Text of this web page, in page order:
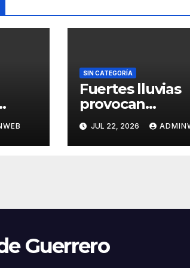
SIN CATEGORÍA
Fuertes lluvias
provocan
caída de un
sin daños
JUL 22, 2026
Guerrero